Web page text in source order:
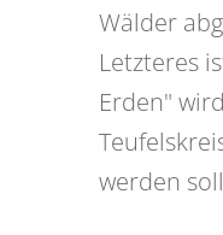
Wälder
Letzteres
Erden"
werden